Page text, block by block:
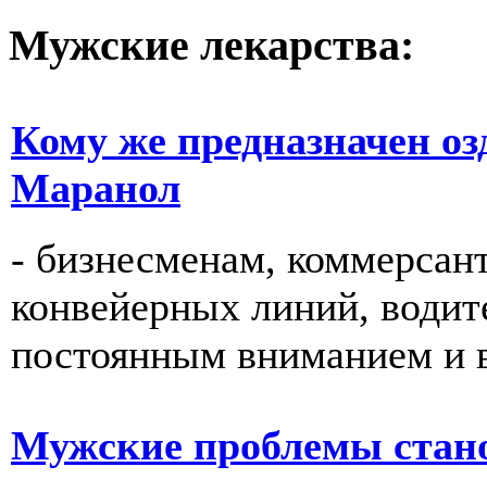
Мужские лекарства:
Кому же предназначен
Маранол
- бизнесменам,
конвейерных линий,
постоянным вниманием и
Мужские проблемы